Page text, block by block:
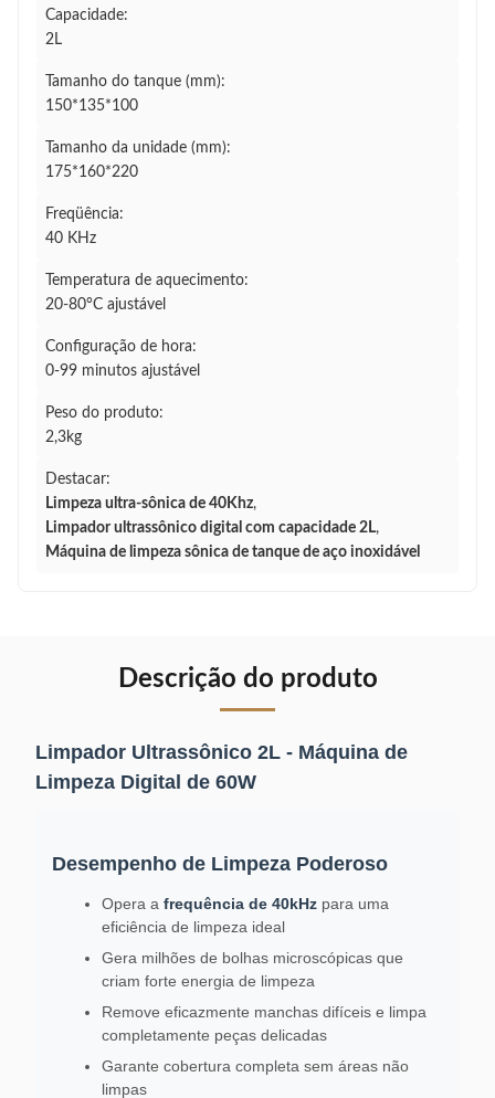
Capacidade:
2L
Tamanho do tanque (mm):
150*135*100
Tamanho da unidade (mm):
175*160*220
Freqüência:
40 KHz
Temperatura de aquecimento:
20-80°C ajustável
Configuração de hora:
0-99 minutos ajustável
Peso do produto:
2,3kg
Destacar:
Limpeza ultra-sônica de 40Khz,
Limpador ultrassônico digital com capacidade 2L,
Máquina de limpeza sônica de tanque de aço inoxidável
Descrição do produto
Limpador Ultrassônico 2L - Máquina de
Limpeza Digital de 60W
Desempenho de Limpeza Poderoso
Opera a frequência de 40kHz para uma
eficiência de limpeza ideal
Gera milhões de bolhas microscópicas que
criam forte energia de limpeza
Remove eficazmente manchas difíceis e limpa
completamente peças delicadas
Garante cobertura completa sem áreas não
limpas